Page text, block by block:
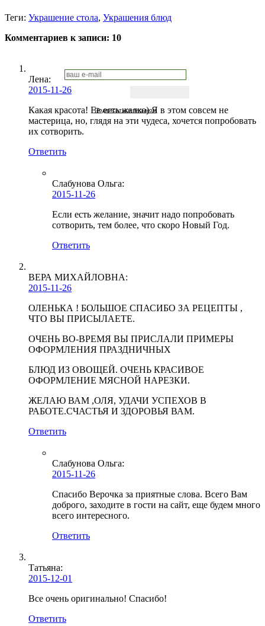
Подписаться письмом
Теги: Украшение стола, Украшения блюд
Комментариев к записи: 10
Лена:
2015-11-26
Какая красота! Ее есть жалко) Я в этом совсем не
мастерица, но, глядя на эти чудеса, хочется попробовать
их сотворить.
Ответить
Слабунова Ольга:
2015-11-26
Если есть желание, значит надо попробовать
сотворить, тем более, что скоро Новый Год.
Ответить
ВЕРА МИХАЙЛОВНА:
2015-11-26
ОЛЕНЬКА ! БОЛЬШОЕ СПАСИБО ЗА РЕЦЕПТЫ ,
ЧТО ВЫ ПРИСЫЛАЕТЕ.
ОЧЕНЬ ВО-ВРЕМЯ ВЫ ПРИСЛАЛИ ПРИМЕРЫ
ОФОРМЛЕНИЯ ПРАЗДНИЧНЫХ
БЛЮД ИЗ ОВОЩЕЙ. ОЧЕНЬ КРАСИВОЕ
ОФОРМЛЕНИЕ МЯСНОЙ НАРЕЗКИ.
ЖЕЛАЮ ВАМ ,ОЛЯ, УДАЧИ УСПЕХОВ В
РАБОТЕ.СЧАСТЬЯ И ЗДОРОВЬЯ ВАМ.
Ответить
Слабунова Ольга:
2015-11-26
Спасибо Верочка за приятные слова. Всего Вам
доброго, заходите в гости на сайт, еще будем много
всего интересного.
Ответить
Татьяна:
2015-12-01
Все очень оригинально! Спасибо!
Ответить